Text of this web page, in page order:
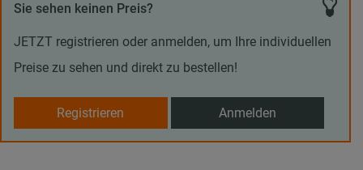
Sie sehen keinen Preis?
JETZT registrieren oder anmelden, um Ihre individuellen
Preise zu sehen und direkt zu bestellen!
Registrieren Anmelden